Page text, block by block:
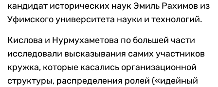
кандидат исторических наук Эмиль Рахимов из
Уфимского университета науки и технологий.
Кислова и Нурмухаметова по большей части
исследовали высказывания самих участников
кружка, которые касались организационной
структуры, распределения ролей («идейный